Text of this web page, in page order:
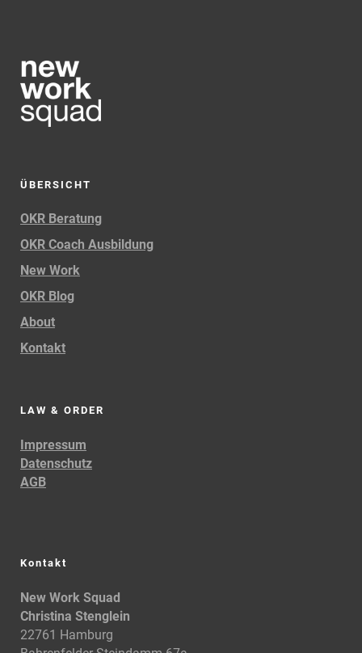
ÜBERSICHT
OKR Beratung
OKR Coach Ausbildung
New Work
OKR Blog
About
Kontakt
LAW & ORDER
Impressum
Datenschutz
AGB
Kontakt
New Work Squad
Christina Stenglein
22761 Hamburg